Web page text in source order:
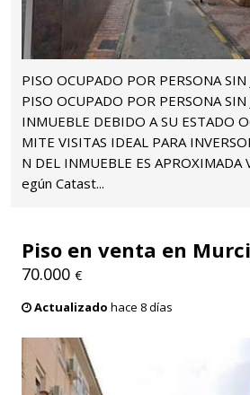
PISO OCUPADO POR PERSONA
PISO OCUPADO POR PERSONA
INMUEBLE DEBIDO A SU ESTADO
MITE VISITAS IDEAL PARA
N DEL INMUEBLE ES
egún Catast...
Piso en venta en
70.000 €
Actualizado hace 8 días